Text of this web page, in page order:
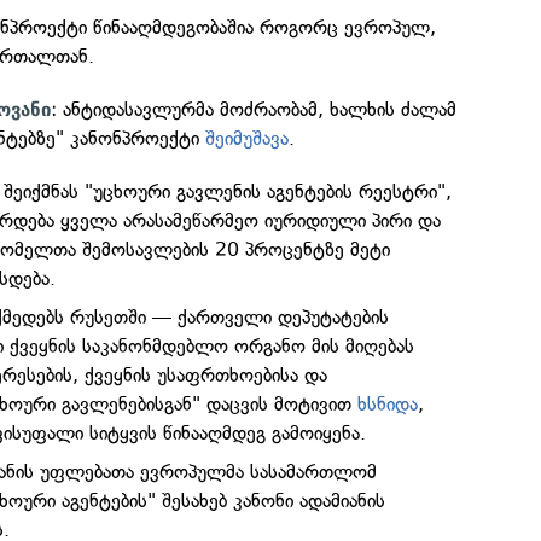
წინააღმდეგობაშია როგორც ევროპულ,
: ანტიდასავლურმა მოძრაობამ, ხალხის ძალამ
კანონპროექტიშეიმუშავა.
"უცხოური გავლენის აგენტების რეესტრი",
ყველა არასამეწარმეო იურიდიული პირი და
შემოსავლების 20 პროცენტზე მეტი
რუსეთში — ქართველი დეპუტატების
ქვეყნის საკანონმდებლო ორგანო მის მიღებას
ქვეყნის უსაფრთხოებისა და
გავლენებისგან" დაცვის მოტივითხსნიდა,
სიტყვის წინააღმდეგ გამოიყენა.
უფლებათა ევროპულმა სასამართლომ
აგენტების" შესახებ კანონი ადამიანის